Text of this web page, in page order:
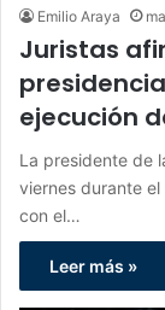
Emilio Araya
Juristas
ejecución
La presidente de
viernes durante
con el…
Leer más »